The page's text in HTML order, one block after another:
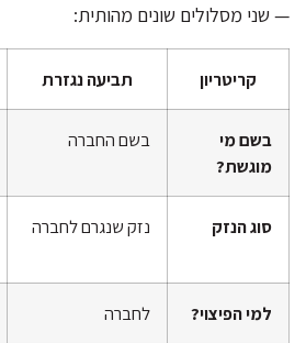
— שני מסלולים שונים מהותית:
קריטריון תביעה נגזרת
בשם מי
מוגשת?
בשם החברה
סוג הנזק נזק שנגרם לחברה
למי הפיצוי? לחברה